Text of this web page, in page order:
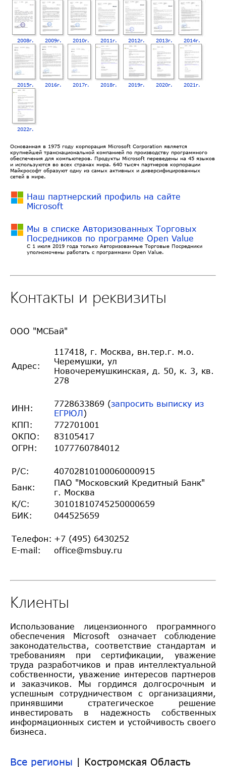
2008г. 2009г. 2010г. 2011г. 2012г. 2013г. 2014г.
2015г. 2016г. 2017г. 2018г. 2019г. 2020г. 2021г.
2022г.
Основанная в 1975 году корпорация Microsoft Corporation является
крупнейшей транснациональной компанией по производству программного
обеспечения для компьютеров. Продукты Microsoft переведены на 45 языков
и используются во всех странах мира. 640 тысяч партнеров корпорации
Майкрософт образуют одну из самых активных и диверсифицированных
сетей в мире.
Наш партнерский профиль на сайте
Microsoft
Мы в списке Авторизованных Торговых
Посредников по программе Open Value
С 1 июля 2019 года только Авторизованные Торговые Посредники
уполномочены работать с программами Open Value.
Контакты и реквизиты
ООО "МСБай"
Адрес:
117418, г. Москва, вн.тер.г. м.о.
Черемушки, ул
Новочеремушкинская, д. 50, к. 3, кв.
278
ИНН: 7728633869 (запросить выписку из
ЕГРЮЛ)
КПП:
772701001
ОКПО:
83105417
ОГРН:
1077760784012
Р/С:
40702810100060000915
Банк:
ПАО "Московский Кредитный Банк"
г. Москва
К/С:
30101810745250000659
БИК:
044525659
Телефон: +7 (495) 6430252
E-mail:
office@msbuy.ru
Клиенты
Использование лицензионного программного
обеспечения Microsoft означает соблюдение
законодательства, соответствие стандартам и
требованиям при сертификации, уважение
труда разработчиков и прав интеллектуальной
собственности, уважение интересов партнеров
и заказчиков. Мы гордимся долгосрочным и
успешным сотрудничеством с организациями,
принявшими стратегическое решение
инвестировать в надежность собственных
информационных систем и устойчивость своего
бизнеса.
Все регионы | Костромская Область